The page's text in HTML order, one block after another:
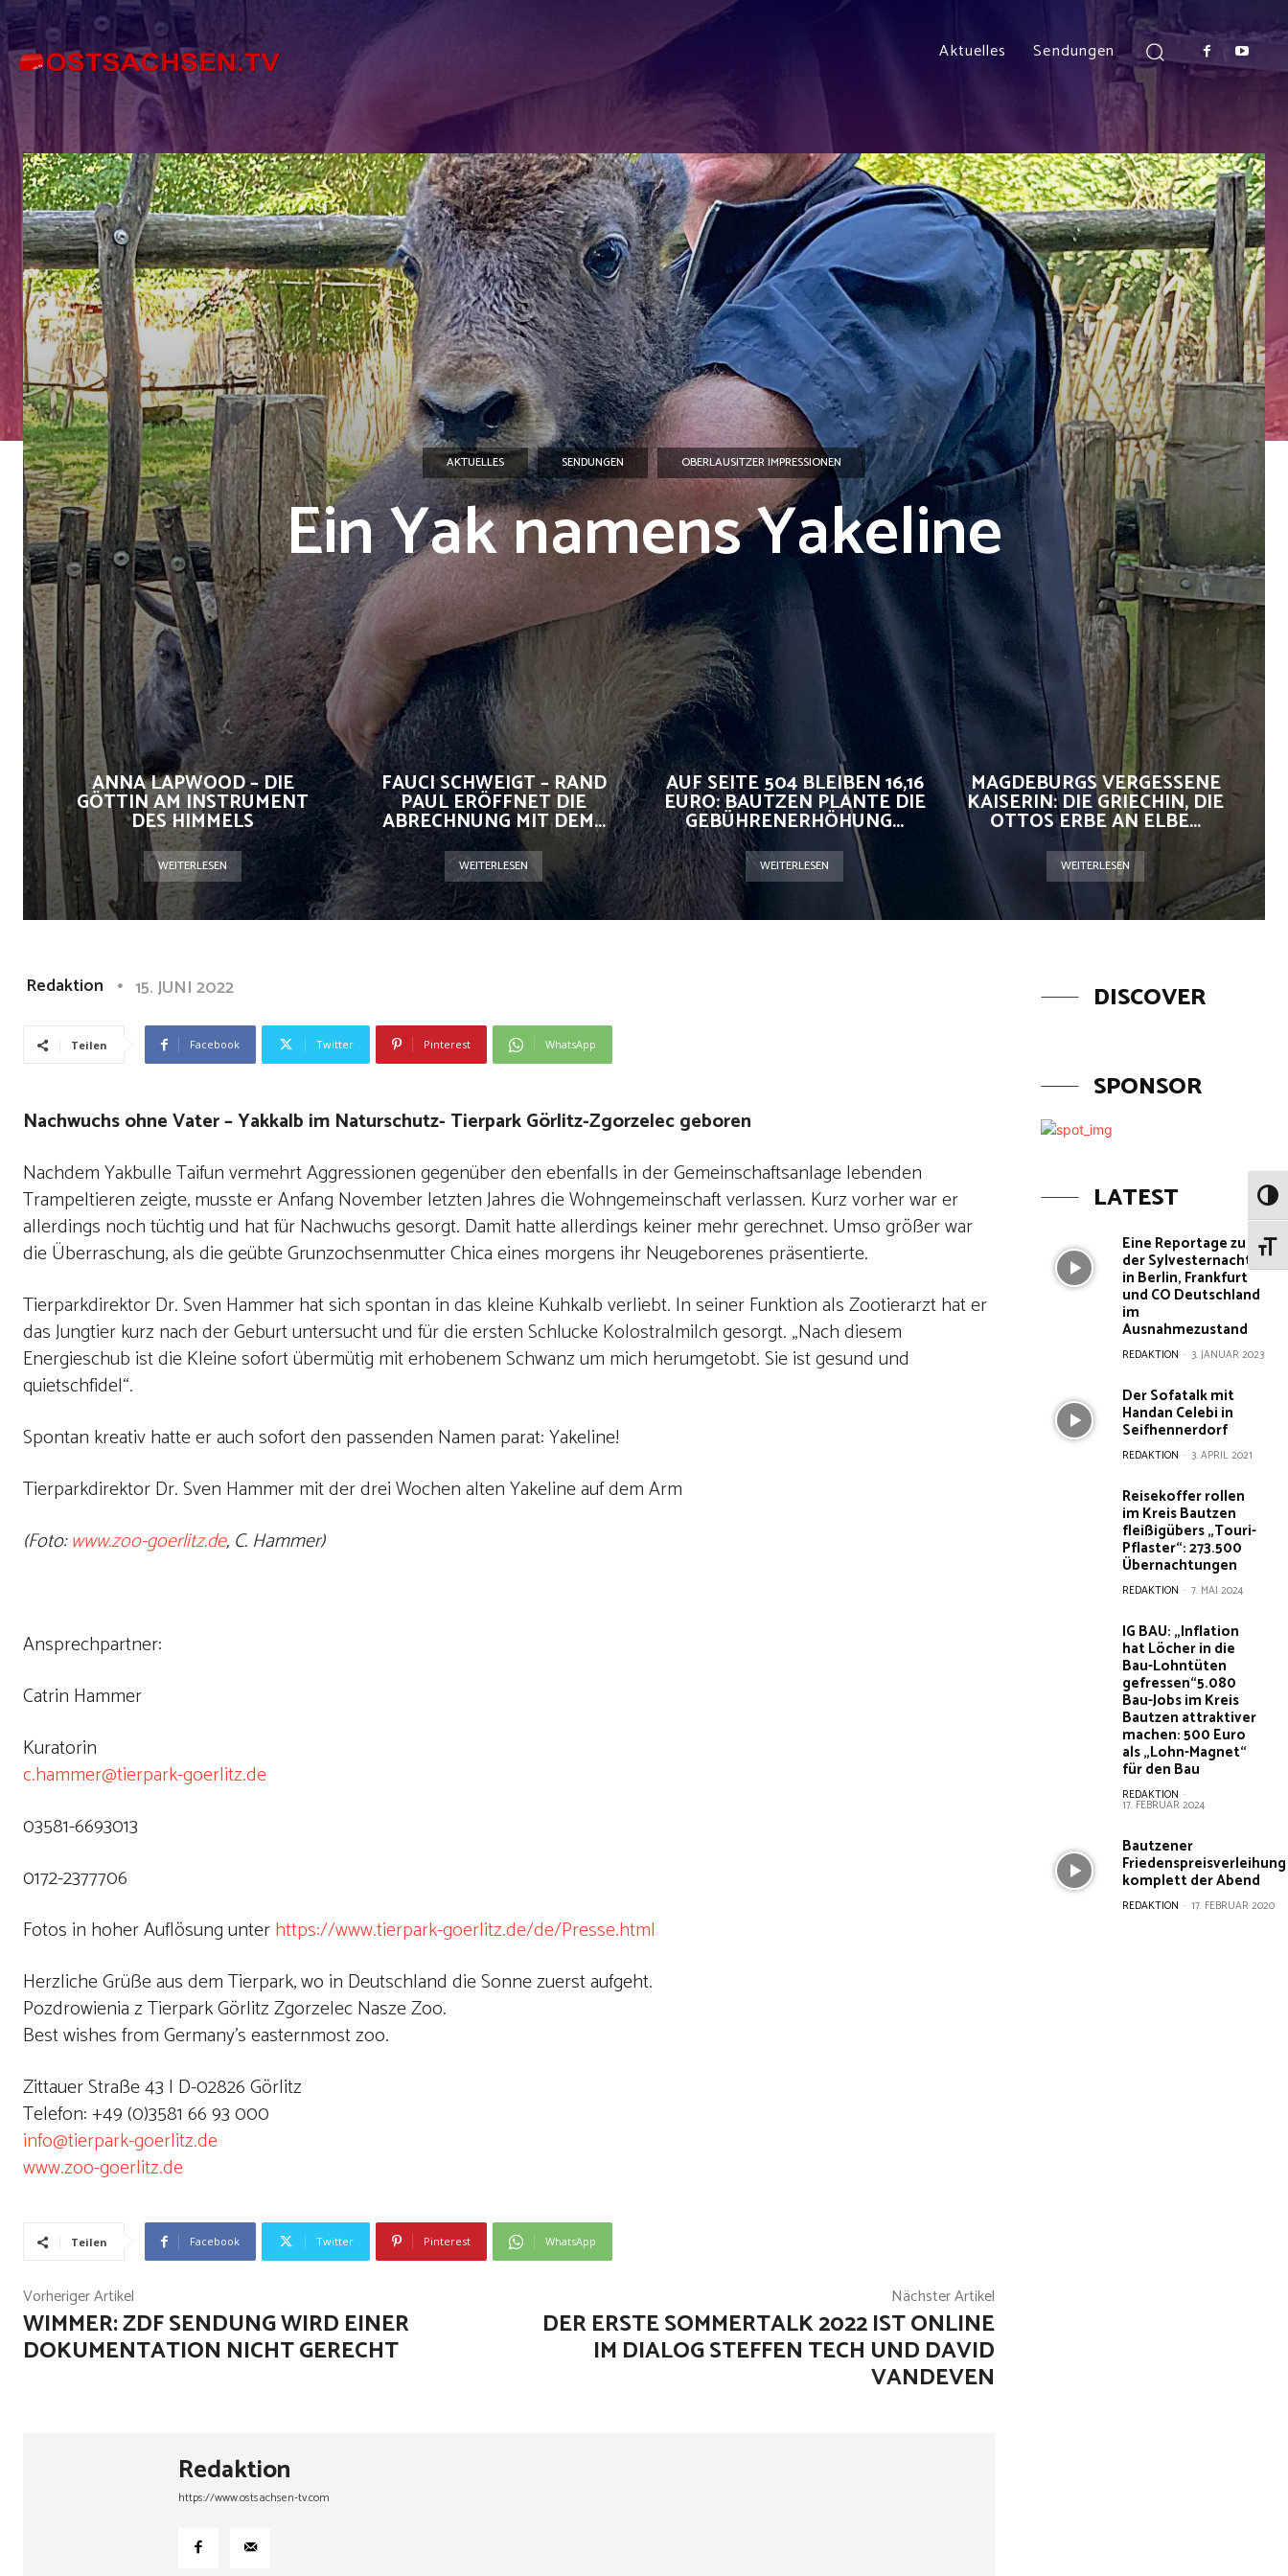
Aktuelles Sendungen
AKTUELLES SENDUNGEN OBERLAUSITZER IMPRESSIONEN
Ein Yak namens Yakeline
ANNA LAPWOOD – DIE
GÖTTIN AM INSTRUMENT
DES HIMMELS
WEITERLESEN
FAUCI SCHWEIGT – RAND
PAUL ERÖFFNET DIE
ABRECHNUNG MIT DEM...
WEITERLESEN
AUF SEITE 504 BLEIBEN 16,16
EURO: BAUTZEN PLANTE DIE
GEBÜHRENERHÖHUNG...
WEITERLESEN
MAGDEBURGS VERGESSENE
KAISERIN: DIE GRIECHIN, DIE
OTTOS ERBE AN ELBE...
WEITERLESEN
Redaktion 15. JUNI 2022
Teilen Facebook Twitter Pinterest WhatsApp
Nachwuchs ohne Vater –Yakkalb im Naturschutz- Tierpark Görlitz-Zgorzelec geboren
Nachdem Yakbulle Taifun vermehrt Aggressionen gegenüber den ebenfalls in der Gemeinschaftsanlage lebenden
Trampeltieren zeigte, musste er Anfang November letzten Jahres die Wohngemeinschaft verlassen. Kurz vorher war er
allerdings noch tüchtig und hat für Nachwuchs gesorgt. Damit hatte allerdings keiner mehr gerechnet. Umso größer war
die Überraschung, als die geübte Grunzochsenmutter Chica eines morgens ihr Neugeborenes präsentierte.
Tierparkdirektor Dr. Sven Hammer hat sich spontan in das kleine Kuhkalb verliebt. In seiner Funktion als Zootierarzt hat er
das Jungtier kurz nach der Geburt untersucht und für die ersten Schlucke Kolostralmilch gesorgt. „Nach diesem
Energieschub ist die Kleine sofort übermütig mit erhobenem Schwanz um mich herumgetobt. Sie ist gesund und
quietschfidel“.
Spontan kreativ hatte er auch sofort den passenden Namen parat: Yakeline!
Tierparkdirektor Dr. Sven Hammer mit der drei Wochen alten Yakeline auf dem Arm
(Foto:www.zoo-goerlitz.de, C. Hammer)
Ansprechpartner:
Catrin Hammer
Kuratorin
c.hammer@tierpark-goerlitz.de
03581-6693013
0172-2377706
Fotos in hoher Auflösung unterhttps://www.tierpark-goerlitz.de/de/Presse.html
Herzliche Grüße aus dem Tierpark, wo in Deutschland die Sonne zuerst aufgeht.
Pozdrowienia z Tierpark Görlitz Zgorzelec Nasze Zoo.
Best wishes from Germany’s easternmost zoo.
Zittauer Straße 43 | D-02826 Görlitz
Telefon: +49 (0)3581 66 93 000
info@tierpark-goerlitz.de
www.zoo-goerlitz.de
Teilen Facebook Twitter Pinterest WhatsApp
Vorheriger Artikel
WIMMER: ZDF SENDUNG WIRD EINER
DOKUMENTATION NICHT GERECHT
Nächster Artikel
DER ERSTE SOMMERTALK 2022 IST ONLINE
IM DIALOG STEFFEN TECH UND DAVID
VANDEVEN
Redaktion
https://www.ostsachsen-tv.com
DISCOVER
SPONSOR
LATEST
Eine Reportage zu
der Sylvesternacht
in Berlin, Frankfurt
und CO Deutschland
im
Ausnahmezustand
REDAKTION - 3. JANUAR 2023
Der Sofatalk mit
Handan Celebi in
Seifhennerdorf
REDAKTION - 3. APRIL 2021
Reisekoffer rollen
im Kreis Bautzen
fleißigübers „Touri-
Pflaster“: 273.500
Übernachtungen
REDAKTION - 7. MAI 2024
IG BAU: „Inflation
hat Löcher in die
Bau-Lohntüten
gefressen“5.080
Bau-Jobs im Kreis
Bautzen attraktiver
machen: 500 Euro
als „Lohn-Magnet“
für den Bau
REDAKTION -
17. FEBRUAR 2024
Bautzener
Friedenspreisverleihung
komplett der Abend
REDAKTION - 17. FEBRUAR 2020